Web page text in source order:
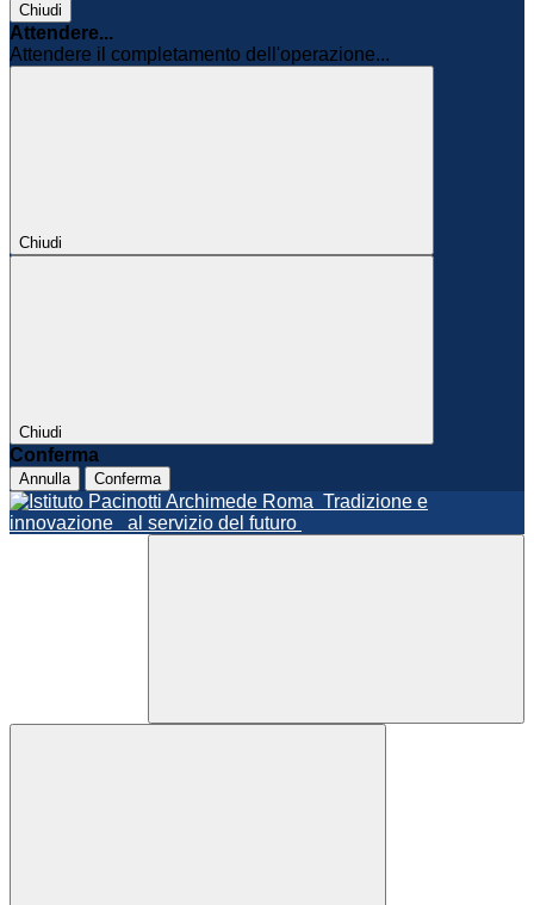
Chiudi
Attendere...
Attendere il completamento dell'operazione...
Chiudi
Chiudi
Conferma
Annulla Conferma
Roma Tradizione e
innovazione
al servizio del futuro